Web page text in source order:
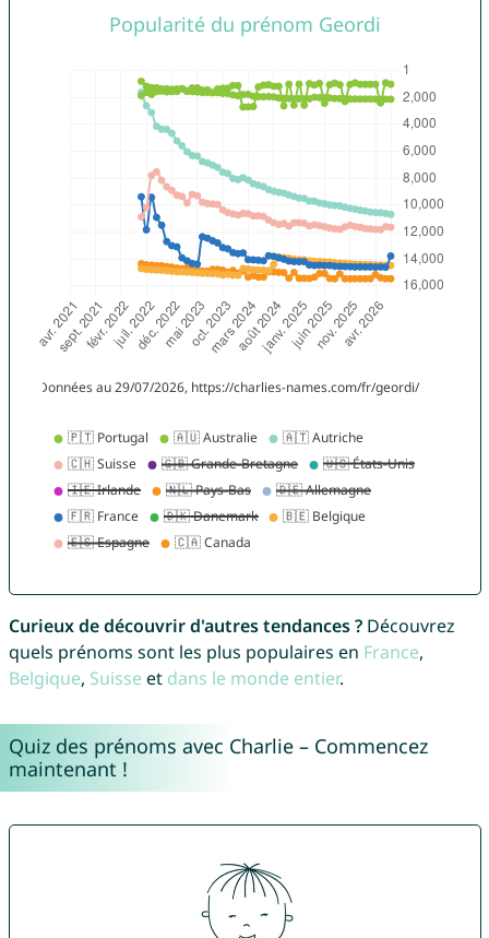
Curieux de découvrir d'autres tendances ?Découvrez
quels prénoms sont les plus populaires en France,
Belgique, Suisse et dans le monde entier.
Quiz des prénoms avec Charlie – Commencez
maintenant !